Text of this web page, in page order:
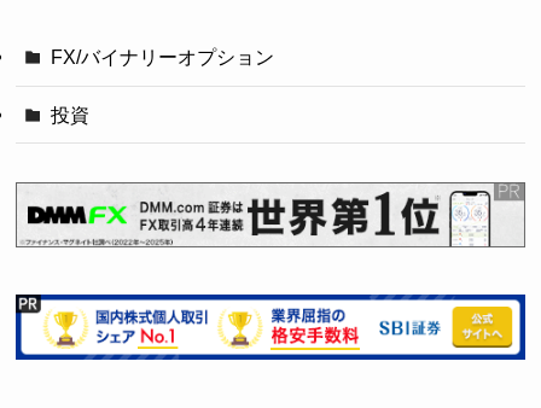
FX/バイナリーオプション
投資